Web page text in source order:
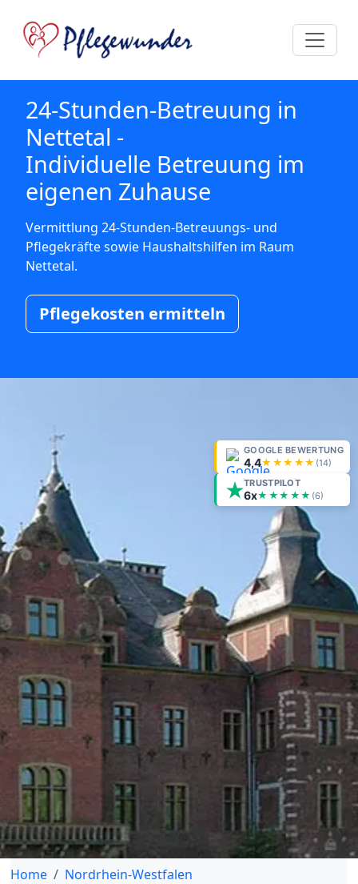
GOOGLE BEWERTUNG
4,4★★★★★ (14)
TRUSTPILOT
6x★★★★★ (6)
24-Stunden-Betreuung in
Nettetal -
Individuelle Betreuung im
eigenen Zuhause
Vermittlung 24-Stunden-Betreuungs- und
Pflegekräfte sowie Haushaltshilfen im Raum
Nettetal.
Pflegekosten ermitteln
Home
Nordrhein-Westfalen